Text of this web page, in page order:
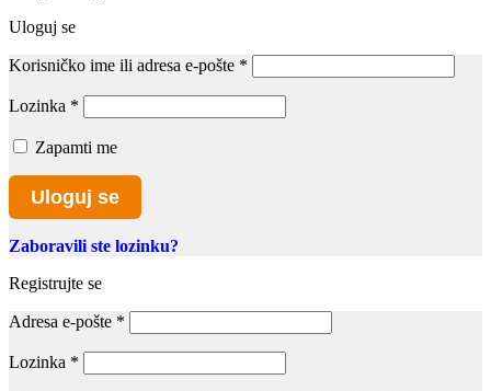
Uloguj se
Korisničko ime ili adresa e-pošte *
Lozinka *
Zapamti me
Uloguj se
Zaboravili ste lozinku?
Registrujte se
Adresa e-pošte *
Lozinka *